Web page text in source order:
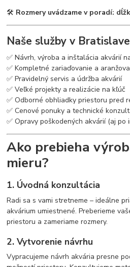
🛠 Rozmery uvádzame v poradí:
Naše služby v
✅ Návrh, výroba a inštalácia akvárií
✅ Kompletné zariaďovanie a
✅ Pravidelný servis a údržba akvárií
✅ Veľké projekty a realizácie na kľúč
✅ Odborné obhliadky priestoru pred
✅ Cenové ponuky a technické
✅ Opravy poškodených akvárií (aj po
Ako prebieha
mieru?
1. Úvodná konzultácia
Radi sa s vami stretneme – ideálne
akvárium umiestnené. Preberieme
priestoru a zameriame rozmery.
2. Vytvorenie návrhu
Vypracujeme návrh akvária presne